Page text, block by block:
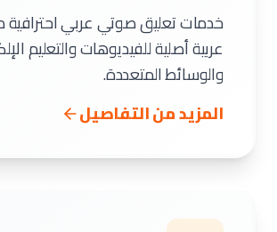
خدمات تعليق صوتي عربي
عربية أصلية للفيديوهات والتعليم
والوسائط المتعددة.
المزيد من التفاصيل